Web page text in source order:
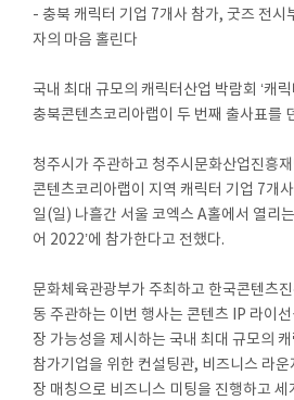
- 충북 캐릭터 기업 7개사 참가, 굿즈 전시
자의 마음 홀린다
국내 최대 규모의 캐릭터산업 박람회 ‘캐릭
충북콘텐츠코리아랩이 두 번째 출사표를
청주시가 주관하고 청주시문화산업진흥
콘텐츠코리아랩이 지역 캐릭터 기업 7개
일(일) 나흘간 서울 코엑스 A홀에서 열리는
어 2022’에 참가한다고 전했다.
문화체육관광부가 주최하고 한국콘텐츠
동 주관하는 이번 행사는 콘텐츠 IP 라이
장 가능성을 제시하는 국내 최대 규모의
참가기업을 위한 컨설팅관, 비즈니스 라운
장 매칭으로 비즈니스 미팅을 진행하고 세